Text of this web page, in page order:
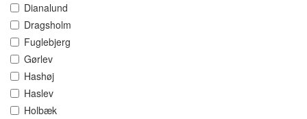
Dianalund
Dragsholm
Fuglebjerg
Gørlev
Hashøj
Haslev
Holbæk